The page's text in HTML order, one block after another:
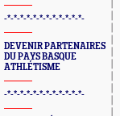
-*-*-*-*-*-*-*-*-*-*-*-*-
DEVENIR PARTENAIRES
DU PAYS BASQUE
ATHLÉTISME
-*-*-*-*-*-*-*-*-*-*-*-*-